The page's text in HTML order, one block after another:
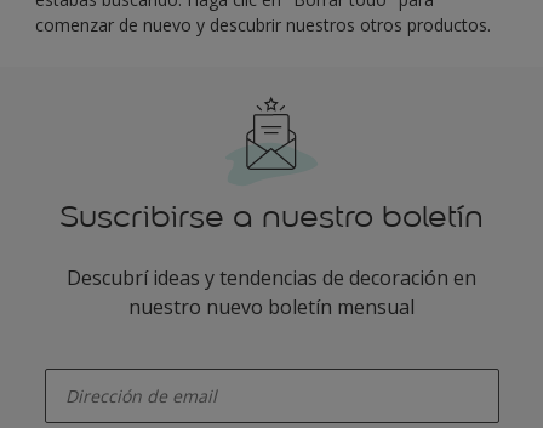
comenzar de nuevo y descubrir nuestros otros productos.
Suscribirse a nuestro boletín
Descubrí ideas y tendencias de decoración en
nuestro nuevo boletín mensual